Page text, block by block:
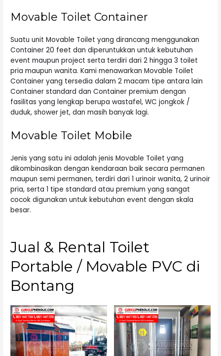
Movable Toilet Container
Suatu unit Movable Toilet yang dirancang menggunakan
Container 20 feet dan diperuntukkan untuk kebutuhan
event maupun project serta terdiri dari 2 hingga 3 toilet
pria maupun wanita. Kami menawarkan Movable Toilet
Container yang tersedia dalam 2 macam tipe antara lain
Container standard dan Container premium dengan
fasilitas yang lengkap berupa wastafel, WC jongkok /
duduk, shower jet, dan masih banyak lagi.
Movable Toilet Mobile
Jenis yang satu ini adalah jenis Movable Toilet yang
dikombinasikan dengan kendaraan baik secara permanen
maupun semi permanen, terdiri dari 1 urinoir wanita, 2 urinoir
pria, serta 1 tipe standard atau premium yang sangat
cocok digunakan untuk kebutuhan event dengan skala
besar.
Jual & Rental Toilet
Portable / Movable PVC di
Bontang